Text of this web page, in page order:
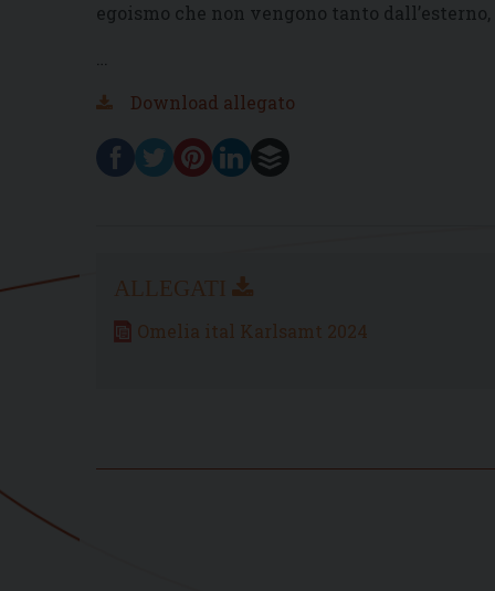
egoismo che non vengono tanto dall’esterno,
Download allegato
Omelia ital Karlsamt 2024